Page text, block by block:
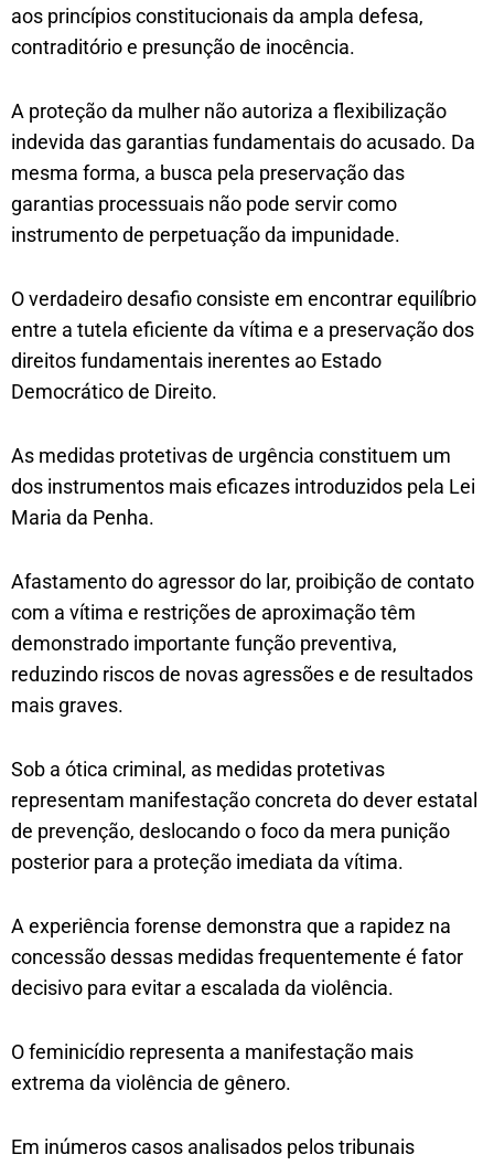
aos princípios constitucionais da ampla defesa,
contraditório e presunção de inocência.
A proteção da mulher não autoriza a flexibilização
indevida das garantias fundamentais do acusado. Da
mesma forma, a busca pela preservação das
garantias processuais não pode servir como
instrumento de perpetuação da impunidade.
O verdadeiro desafio consiste em encontrar equilíbrio
entre a tutela eficiente da vítima e a preservação dos
direitos fundamentais inerentes ao Estado
Democrático de Direito.
As medidas protetivas de urgência constituem um
dos instrumentos mais eficazes introduzidos pela Lei
Maria da Penha.
Afastamento do agressor do lar, proibição de contato
com a vítima e restrições de aproximação têm
demonstrado importante função preventiva,
reduzindo riscos de novas agressões e de resultados
mais graves.
Sob a ótica criminal, as medidas protetivas
representam manifestação concreta do dever estatal
de prevenção, deslocando o foco da mera punição
posterior para a proteção imediata da vítima.
A experiência forense demonstra que a rapidez na
concessão dessas medidas frequentemente é fator
decisivo para evitar a escalada da violência.
O feminicídio representa a manifestação mais
extrema da violência de gênero.
Em inúmeros casos analisados pelos tribunais